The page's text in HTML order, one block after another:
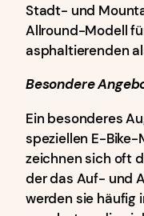
Stadt- und
Allround-Modell
asphaltierenden
Besondere
Ein besonderes
speziellen E-Bike-
zeichnen sich oft
der das Auf- und
werden sie häufig